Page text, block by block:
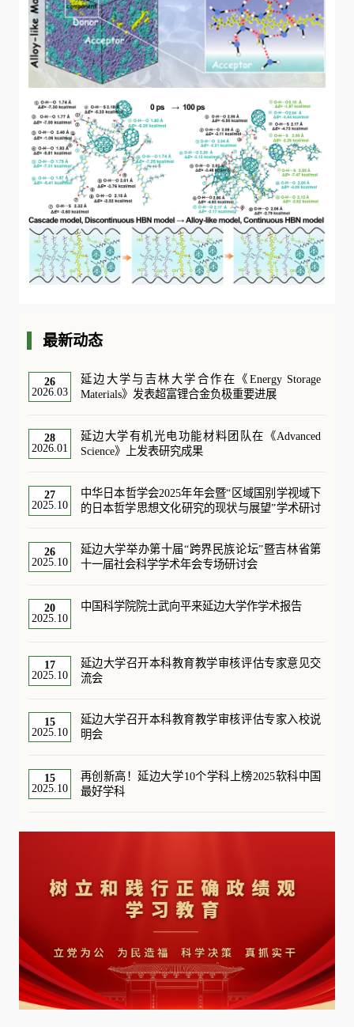
最新动态
26
2026.03
延边大学与吉林大学合作在《Energy Storage
Materials》发表超富锂合金负极重要进展
28
2026.01
延边大学有机光电功能材料团队在《Advanced
Science》上发表研究成果
27
2025.10
中华日本哲学会2025年年会暨“区域国别学视域下
的日本哲学思想文化研究的现状与展望”学术研讨
26
2025.10
延边大学举办第十届“跨界民族论坛”暨吉林省第
十一届社会科学学术年会专场研讨会
20
2025.10
中国科学院院士武向平来延边大学作学术报告
17
2025.10
延边大学召开本科教育教学审核评估专家意见交
流会
15
2025.10
延边大学召开本科教育教学审核评估专家入校说
明会
15
2025.10
再创新高！延边大学10个学科上榜2025软科中国
最好学科